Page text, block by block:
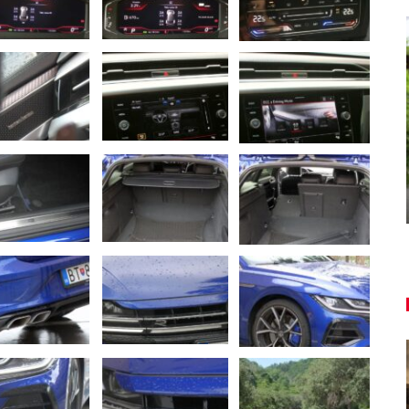
AUTO TESTY
TEST: Dacia Duster Eco-G 120 je
praktický hrdina
Daniel Balucha júl 31, 2026 0